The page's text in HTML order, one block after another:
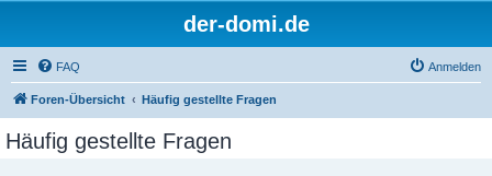
der-domi.de
FAQ Anmelden
Foren-Übersicht Häufig gestellte Fragen
Häufig gestellte Fragen